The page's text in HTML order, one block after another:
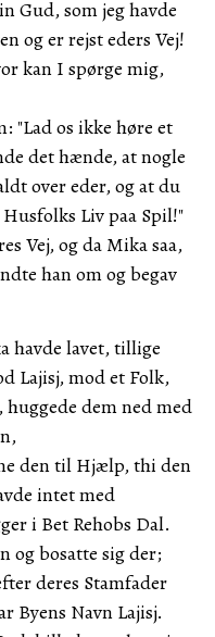
Gud, som jeg havde
og er rejst eders Vej!
kan I spørge mig,
"Lad os ikke høre et
det hænde, at nogle
over eder, og at du
Liv paa Spil!"
Vej, og da Mika saa,
han om og begav
havde lavet, tillige
Lajisj, mod et Folk,
dem ned med
den til Hjælp, thi den
intet med
i Bet Rehobs Dal.
og bosatte sig der;
deres Stamfader
Byens Navn Lajisj.